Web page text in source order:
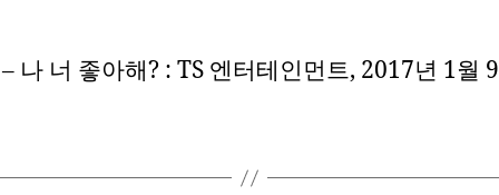
나 너 좋아해? : TS 엔터테인먼트, 2017년 1월